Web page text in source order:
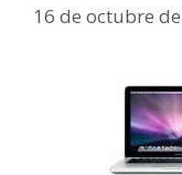
16 de octubre